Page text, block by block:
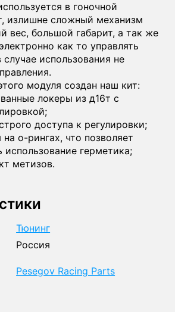
в гоночной
излишне сложный механизм
большой габарит, а так же
как то управлять
использования не
модуля создан наш кит:
локеры из д16т с
доступа к регулировки;
о-рингах, что позволяет
герметика;
метизов.
Тюнинг
Россия
Pesegov Racing Parts